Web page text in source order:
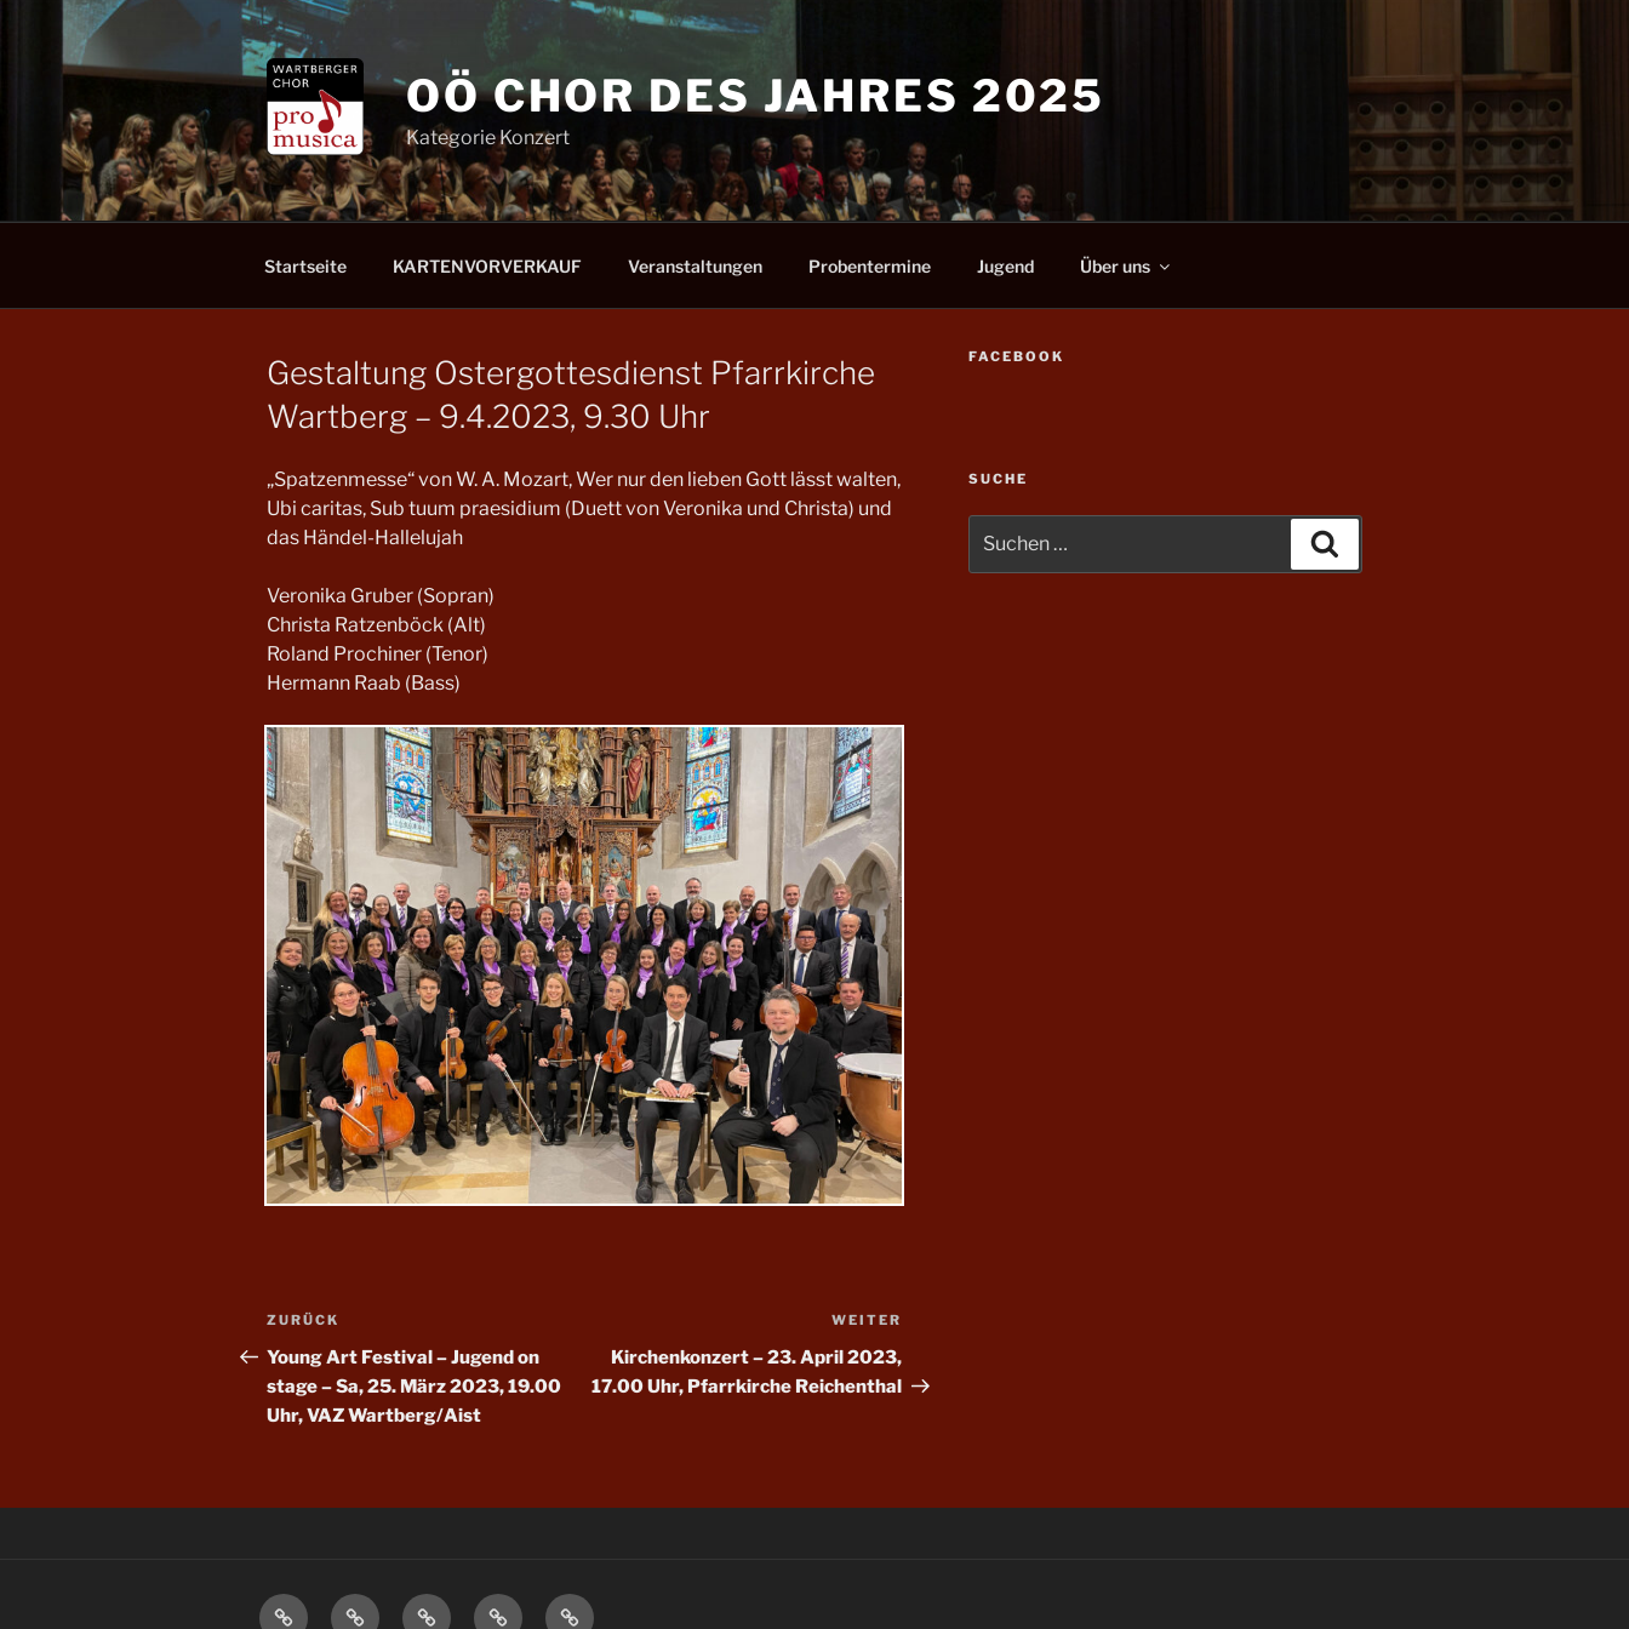
springen
OÖ CHOR DES JAHRES 2025
Kategorie Konzert
Startseite KARTENVORVERKAUF Veranstaltungen Probentermine Jugend Über uns
Gestaltung Ostergottesdienst Pfarrkirche
Wartberg – 9.4.2023, 9.30 Uhr
„Spatzenmesse“ von W. A. Mozart, Wer nur den lieben Gott lässt walten,
Ubi caritas, Sub tuum praesidium (Duett von Veronika und Christa) und
das Händel-Hallelujah
Veronika Gruber (Sopran)
Christa Ratzenböck (Alt)
Roland Prochiner (Tenor)
Hermann Raab (Bass)
Beitragsnavigation
Vorheriger
Beitrag
ZURÜCK
Young Art Festival – Jugend on
stage – Sa, 25. März 2023, 19.00
Uhr, VAZ Wartberg/Aist
WEITER
Kirchenkonzert – 23. April 2023,
17.00 Uhr, Pfarrkirche Reichenthal
FACEBOOK
SUCHE
nach:
StartseiteKARTENVORVERKAUF
Veranstaltungen
Probentermine
Jugend